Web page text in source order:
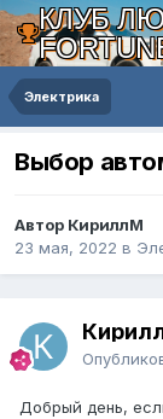
КЛУБ
Электрика
Выбор
Автор КириллМ
23 мая, 2022 в
Добрый день,